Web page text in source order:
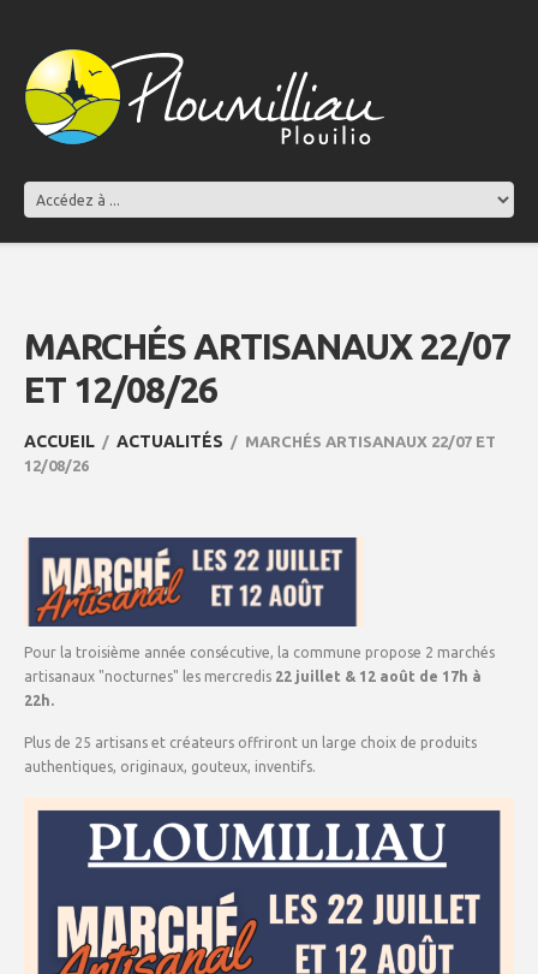
MARCHÉS ARTISANAUX 22/07
ET 12/08/26
ACCUEIL ACTUALITÉS
MARCHÉS ARTISANAUX 22/07 ET
12/08/26
Pour la troisième année consécutive, la commune propose 2 marchés
artisanaux "nocturnes" les mercredis 22 juillet & 12 août de 17h à
22h.
Plus de 25 artisans et créateurs offriront un large choix de produits
authentiques, originaux, gouteux, inventifs.